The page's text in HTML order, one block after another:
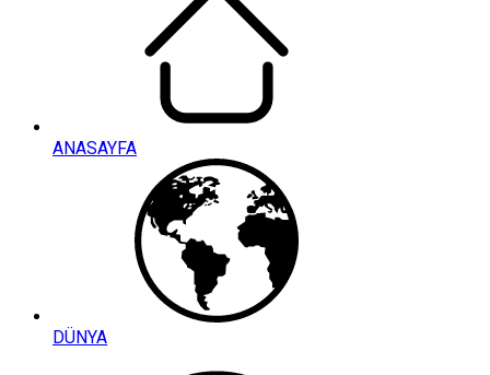
ANASAYFA
DÜNYA